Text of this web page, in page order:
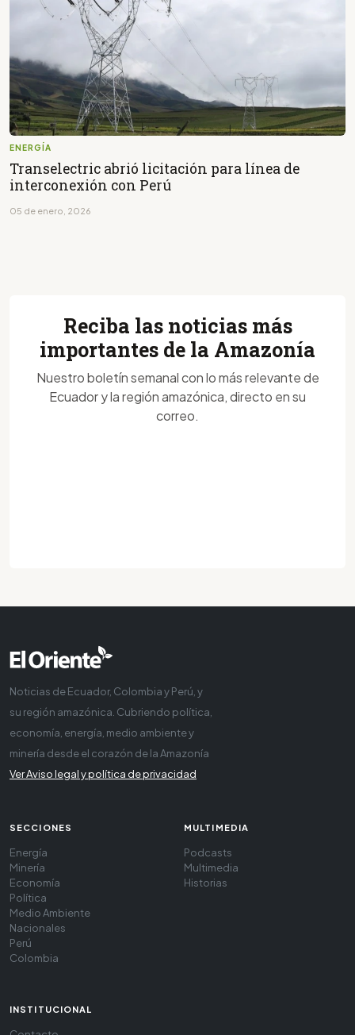
ENERGÍA
Transelectric abrió licitación para línea de
interconexión con Perú
05 de enero, 2026
Reciba las noticias más
importantes de la Amazonía
Nuestro boletín semanal con lo más relevante de
Ecuador y la región amazónica, directo en su
correo.
Noticias de Ecuador, Colombia y Perú, y
su región amazónica. Cubriendo política,
economía, energía, medio ambiente y
minería desde el corazón de la Amazonía
Ver Aviso legal y política de privacidad
SECCIONES
Energía
Minería
Economía
Política
Medio Ambiente
Nacionales
Perú
Colombia
MULTIMEDIA
Podcasts
Multimedia
Historias
INSTITUCIONAL